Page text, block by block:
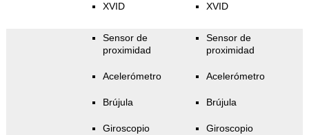
XVID XVID
Sensor de
proximidad
Acelerómetro
Brújula
Giroscopio
Sensor de
proximidad
Acelerómetro
Brújula
Giroscopio